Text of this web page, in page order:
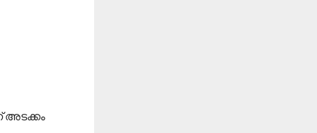
അടക്കം